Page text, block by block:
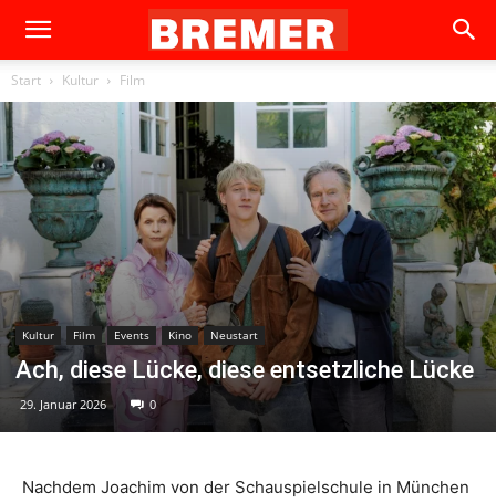
Start Kultur Film
Kultur Film Events Kino Neustart
Ach, diese Lücke, diese entsetzliche Lücke
29. Januar 2026 0
Nachdem Joachim von der Schauspielschule in München